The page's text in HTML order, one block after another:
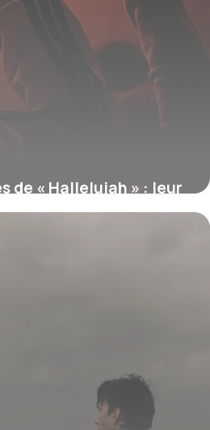
de « Hallelujah » : leur
PDF